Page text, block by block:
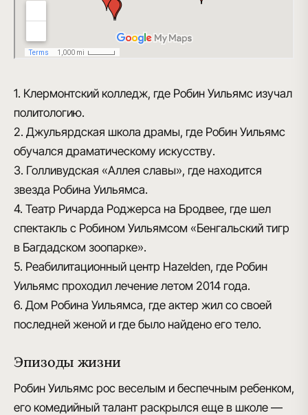
1. Клермонтский колледж, где Робин Уильямс изучал
политологию.
2. Джульярдская школа драмы, где Робин Уильямс
обучался драматическому искусству.
3. Голливудская «Аллея славы», где находится
звезда Робина Уильямса.
4. Театр Ричарда Роджерса на Бродвее, где шел
спектакль с Робином Уильямсом «Бенгальский тигр
в Багдадском зоопарке».
5. Реабилитационный центр Hazelden, где Робин
Уильямс проходил лечение летом 2014 года.
6. Дом Робина Уильямса, где актер жил со своей
последней женой и где было найдено его тело.
Эпизоды жизни
Робин Уильямс рос веселым и беспечным ребенком,
его комедийный талант раскрылся еще в школе —